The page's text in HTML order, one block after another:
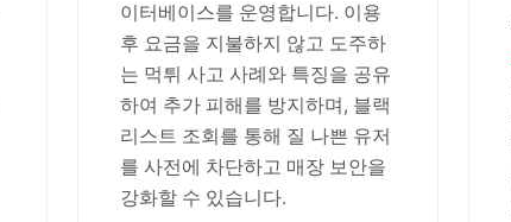
이터베이스를 운영합니다. 이용
후 요금을 지불하지 않고 도주하
는 먹튀 사고 사례와 특징을 공유
하여 추가 피해를 방지하며, 블랙
리스트 조회를 통해 질 나쁜 유저
를 사전에 차단하고 매장 보안을
강화할 수 있습니다.